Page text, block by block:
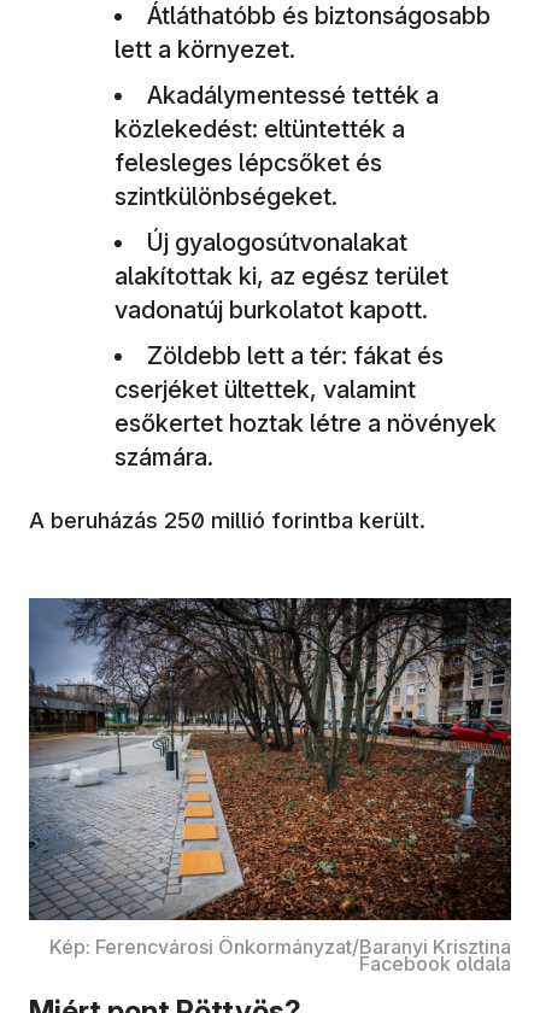
Átláthatóbb és biztonságosabb
lett a környezet.
Akadálymentessé tették a
közlekedést: eltüntették a
felesleges lépcsőket és
szintkülönbségeket.
Új gyalogosútvonalakat
alakítottak ki, az egész terület
vadonatúj burkolatot kapott.
Zöldebb lett a tér: fákat és
cserjéket ültettek, valamint
esőkertet hoztak létre a növények
számára.
A beruházás 250 millió forintba került.
Kép: Ferencvárosi Önkormányzat/Baranyi Krisztina
Facebook oldala